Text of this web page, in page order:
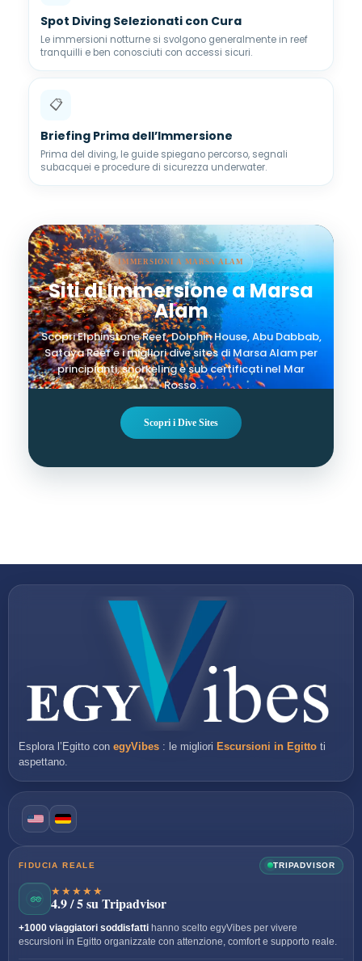
Spot Diving Selezionati con Cura
Le immersioni notturne si svolgono generalmente in reef
tranquilli e ben conosciuti con accessi sicuri.
📋
Briefing Prima dell’Immersione
Prima del diving, le guide spiegano percorso, segnali
subacquei e procedure di sicurezza underwater.
IMMERSIONI A MARSA ALAM
Siti di Immersione a Marsa
Alam
Scopri Elphinstone Reef, Dolphin House, Abu Dabbab,
Sataya Reef e i migliori dive sites di Marsa Alam per
principianti, snorkeling e sub certificati nel Mar
Rosso.
Scopri i Dive Sites
Esplora l’Egitto con egyVibes : le migliori Escursioni in Egitto ti
aspettano.
FIDUCIA REALE TRIPADVISOR
★★★★★
4.9 / 5 su Tripadvisor
+1000 viaggiatori soddisfatti hanno scelto egyVibes per vivere
escursioni in Egitto organizzate con attenzione, comfort e supporto reale.